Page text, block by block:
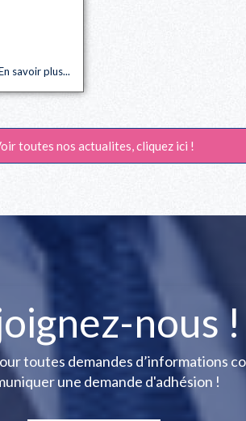
savoir plus...
toutes nos actualites, cliquez ici !
nous !
toutes demandes d’informations
une demande d'adhésion !